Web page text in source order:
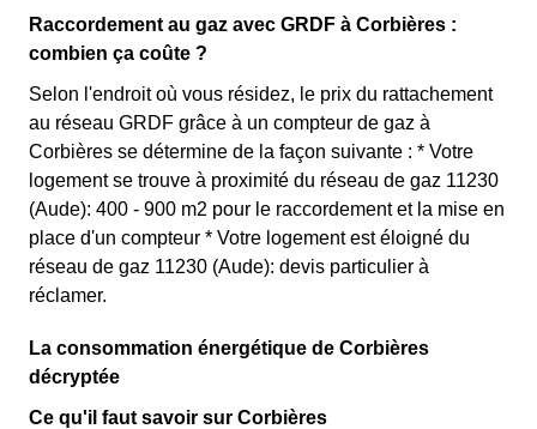
Raccordement au gaz avec GRDF à Corbières :
combien ça coûte ?
Selon l'endroit où vous résidez, le prix du rattachement
au réseau GRDF grâce à un compteur de gaz à
Corbières se détermine de la façon suivante : * Votre
logement se trouve à proximité du réseau de gaz 11230
(Aude): 400 - 900 m2 pour le raccordement et la mise en
place d'un compteur * Votre logement est éloigné du
réseau de gaz 11230 (Aude): devis particulier à
réclamer.
La consommation énergétique de Corbières
décryptée
Ce qu'il faut savoir sur Corbières